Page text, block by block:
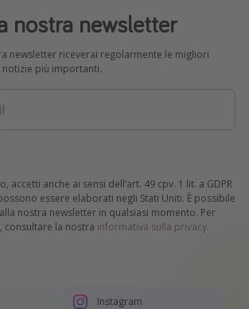
nostra newsletter
newsletter riceverai regolarmente le migliori
più importanti.
accetti anche ai sensi dell’art. 49 cpv. 1 lit. a GDPR
essere elaborati negli Stati Uniti. È possibile
nostra newsletter in qualsiasi momento. Per
la nostra informativa sulla privacy.
Instagram